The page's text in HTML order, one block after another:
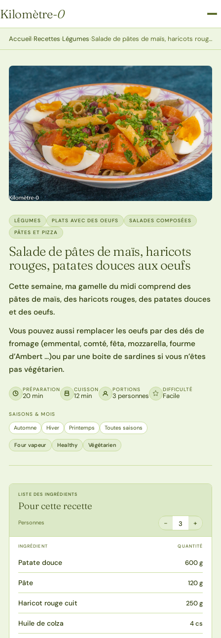
Kilomètre-0
Kilomètre-0
Accueil›Recettes›Légumes› Salade de pâtes de maïs, haricots rouges, patates douces aux oeufs
LÉGUMES PLATS AVEC DES OEUFS
SALADES COMPOSÉES
PÂTES ET PIZZA
Salade de pâtes de maïs, haricots
rouges, patates douces aux oeufs
Cette semaine, ma gamelle du midi comprend des
pâtes de maïs, des haricots rouges, des patates douces
et des oeufs.
Vous pouvez aussi remplacer les oeufs par des dés de
fromage (emmental, comté, fêta, mozzarella, fourme
d’Ambert …)ou par une boite de sardines si vous n’êtes
pas végétarien.
PRÉPARATION
20 min
CUISSON
12 min
PORTIONS
3 personnes
DIFFICULTÉ
Facile
SAISONS & MOIS
Automne Hiver Printemps Toutes saisons
Four vapeur Healthy Végétarien
LISTE DES INGRÉDIENTS
Pour cette recette
Personnes − 3 +
INGRÉDIENT QUANTITÉ
Patate douce 600 g
Pâte 120 g
Haricot rouge cuit 250 g
Huile de colza 4 cs